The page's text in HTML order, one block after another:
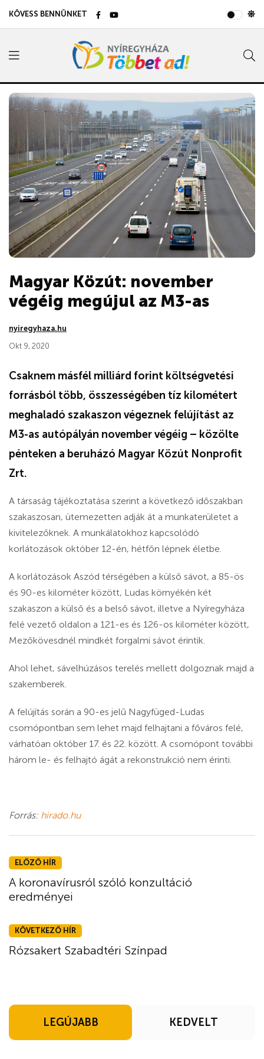
KÖVESS BENNÜNKET
Magyar Közút: november
végéig megújul az M3-as
nyiregyhaza.hu
Okt 9, 2020
Csaknem másfél milliárd forint költségvetési
forrásból több, összességében tíz kilométert
meghaladó szakaszon végeznek felújítást az
M3-as autópályán november végéig – közölte
pénteken a beruházó Magyar Közút Nonprofit
Zrt.
A társaság tájékoztatása szerint a következő időszakban
szakaszosan, ütemezetten adják át a munkaterületet a
kivitelezőknek. A munkálatokhoz kapcsolódó
korlátozások október 12-én, hétfőn lépnek életbe.
A korlátozások Aszód térségében a külső sávot, a 85-ös
és 90-es kilométer között, Ludas környékén két
szakaszon a külső és a belső sávot, illetve a Nyíregyháza
felé vezető oldalon a 121-es és 126-os kilométer között,
Mezőkövesdnél mindkét forgalmi sávot érintik.
Ahol lehet, sávelhúzásos terelés mellett dolgoznak majd a
szakemberek.
A felújítás során a 90-es jelű Nagyfüged-Ludas
csomópontban sem lehet majd felhajtani a főváros felé,
várhatóan október 17. és 22. között. A csomópont további
három le- és felhajtó ágát a rekonstrukció nem érinti.
Forrás: hirado.hu
ELŐZŐ HÍR
A koronavírusról szóló konzultáció
eredményei
KÖVETKEZŐ HÍR
Rózsakert Szabadtéri Színpad
LEGÚJABB KEDVELT